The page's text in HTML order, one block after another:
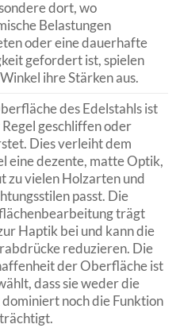
dort, wo
Belastungen
oder eine dauerhafte
gefordert ist, spielen
ihre Stärken aus.
des Edelstahls ist
geschliffen oder
Dies verleiht dem
eine dezente, matte Optik,
zu vielen Holzarten und
passt. Die
trägt
Haptik bei und kann die
reduzieren. Die
der Oberfläche ist
dass sie weder die
noch die Funktion